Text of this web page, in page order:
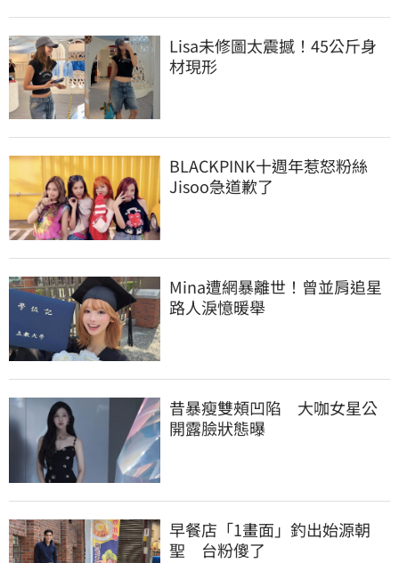
Lisa未修圖太震撼！45公斤身
材現形
BLACKPINK十週年惹怒粉絲
Jisoo急道歉了
Mina遭網暴離世！曾並肩追星
路人淚憶暖舉
昔暴瘦雙頰凹陷　大咖女星公
開露臉狀態曝
早餐店「1畫面」釣出始源朝
聖　台粉傻了